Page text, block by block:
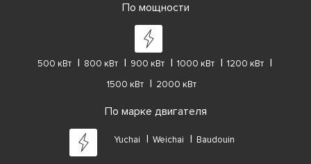
По мощности
500 кВт 800 кВт 900 кВт 1000 кВт
1200 кВт
1500 кВт
2000 кВт
По марке двигателя
Yuchai Weichai Baudouin